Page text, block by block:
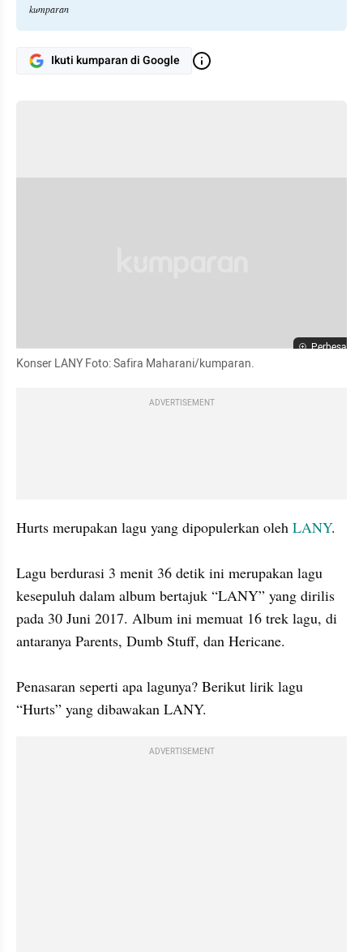
kumparan
Ikuti kumparan di Google
Perbesar
Konser LANY Foto: Safira Maharani/kumparan.
ADVERTISEMENT
Hurts merupakan lagu yang dipopulerkan oleh LANY.
Lagu berdurasi 3 menit 36 detik ini merupakan lagu
kesepuluh dalam album bertajuk “LANY” yang dirilis
pada 30 Juni 2017. Album ini memuat 16 trek lagu, di
antaranya Parents, Dumb Stuff, dan Hericane.
Penasaran seperti apa lagunya? Berikut lirik lagu
“Hurts” yang dibawakan LANY.
ADVERTISEMENT